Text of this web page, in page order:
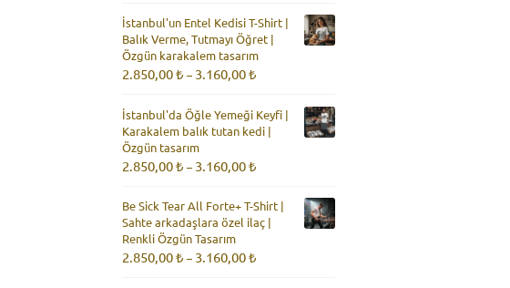
-
2.350,00 ₺
İstanbul'un Entel Kedisi T-Shirt |
Balık Verme, Tutmayı Öğret |
Özgün karakalem tasarım
2.850,00₺ – 3.160,00₺
-
3.160,00 ₺
İstanbul'da Öğle Yemeği Keyfi |
Karakalem balık tutan kedi |
Özgün tasarım
2.850,00₺ – 3.160,00₺
-
3.160,00 ₺
Be Sick Tear All Forte+ T-Shirt |
Sahte arkadaşlara özel ilaç |
Renkli Özgün Tasarım
2.850,00₺ – 3.160,00₺